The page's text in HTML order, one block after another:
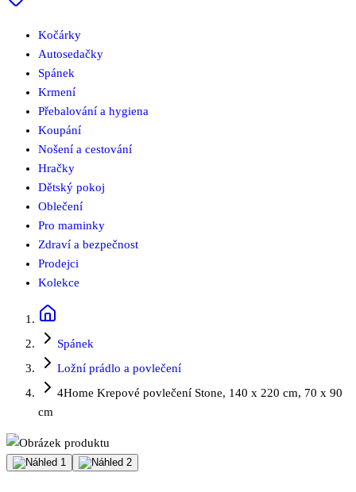
Kočárky
Autosedačky
Spánek
Krmení
Přebalování a hygiena
Koupání
Nošení a cestování
Hračky
Dětský pokoj
Oblečení
Pro maminky
Zdraví a bezpečnost
Prodejci
Kolekce
Spánek
Ložní prádlo a povlečení
4Home Krepové povlečení Stone, 140 x 220 cm, 70 x 90
cm